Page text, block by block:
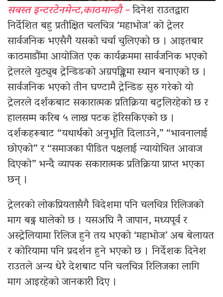
सबस्त इन्टरटेनमेन्ट,काठमान्डौ –दिनेश राउतद्वारा
निर्देशित बहु प्रतीक्षित चलचित्र ‘महाभोज’ को ट्रेलर
सार्वजनिक भएसँगै यसको चर्चा चुलिएको छ । आइतबार
काठमाडौंमा आयोजित एक कार्यक्रममा सार्वजनिक भएको
ट्रेलरले युट्युब ट्रेन्डिङको अग्रपङ्क्तिमा स्थान बनाएको छ ।
सार्वजनिक भएको तीन घण्टामै ट्रेन्डिङ सुरु गरेको यो
ट्रेलरले दर्शकबाट सकारात्मक प्रतिक्रिया बटुलिरहेको छ र
हालसम्म करिब ५ लाख पटक हेरिसकिएको छ ।
दर्शकहरूबाट “यथार्थको अनुभूति दिलाउने,” “भावनालाई
छोएको” र “समाजका पीडित पक्षलाई न्यायोचित आवाज
दिएको” भन्दै व्यापक सकारात्मक प्रतिक्रिया प्राप्त भएका
छन् ।
ट्रेलरको लोकप्रियतासँगै विदेशमा पनि चलचित्र रिलिजको
माग बढ्न थालेको छ । यसअघि नै जापान, मध्यपूर्व र
अस्ट्रेलियामा रिलिज हुने तय भएको ‘महाभोज’ अब बेलायत
र कोरियामा पनि प्रदर्शन हुने भएको छ । निर्देशक दिनेश
राउतले अन्य धेरै देशबाट पनि चलचित्र रिलिजका लागि
माग आइरहेको जानकारी दिए ।